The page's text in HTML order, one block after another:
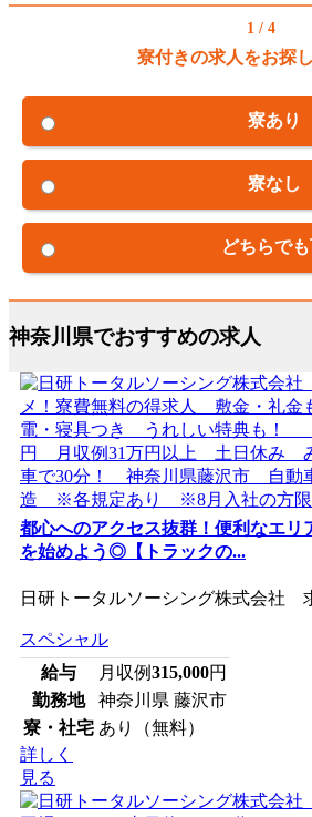
1 / 4
寮付きの求人をお探
寮あり
寮なし
どちらで
神奈川県でおすすめの求人
都心へのアクセス抜群！便利なエリ
を始めよう◎【トラックの...
日研トータルソーシング株式会社
スペシャル
給与
月収例315,000円
勤務地
神奈川県 藤沢市
寮・社宅 あり（無料）
詳しく
見る